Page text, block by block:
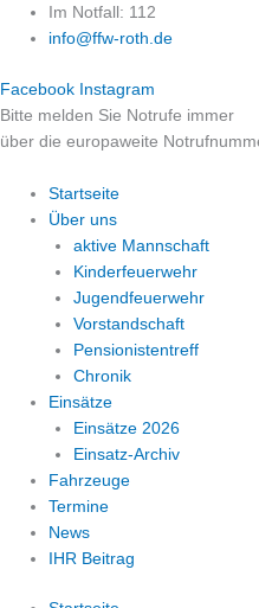
Zum
Inhalt
Im Notfall: 112
info@ffw-roth.de
Facebook Instagram
Bitte melden Sie Notrufe immer
über die europaweite
Startseite
Über uns
aktive Mannschaft
Kinderfeuerwehr
Jugendfeuerwehr
Vorstandschaft
Pensionistentreff
Chronik
Einsätze
Einsätze 2026
Einsatz-Archiv
Fahrzeuge
Termine
News
IHR Beitrag